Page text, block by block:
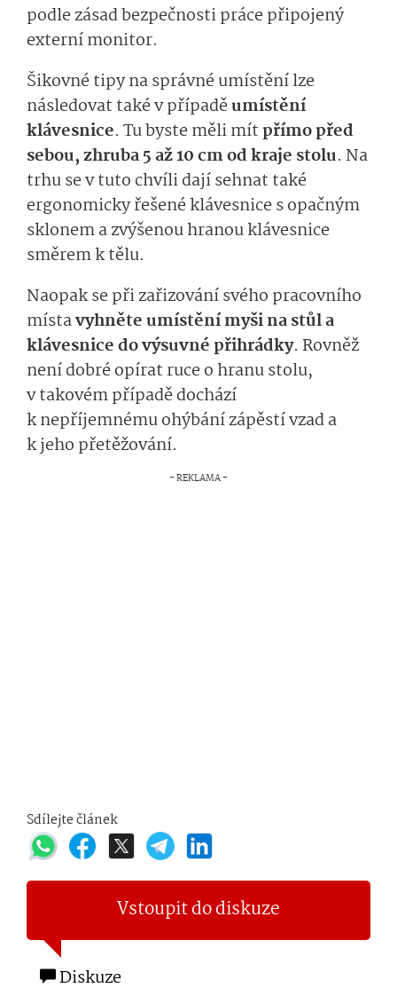
podle zásad bezpečnosti práce připojený
externí monitor.
Šikovné tipy na správné umístění lze
následovat také v případěumístění
klávesnice. Tu byste měli mít přímo před
sebou, zhruba 5 až 10 cm od kraje stolu. Na
trhu se v tuto chvíli dají sehnat také
ergonomicky řešené klávesnice s opačným
sklonem a zvýšenou hranou klávesnice
směrem k tělu.
Naopak se při zařizování svého pracovního
místavyhněte umístění myši na stůl a
klávesnice do výsuvné přihrádky. Rovněž
není dobré opírat ruce o hranu stolu,
v takovém případě dochází
k nepříjemnému ohýbání zápěstí vzad a
k jeho přetěžování.
Sdílejte článek
Vstoupit do diskuze
Diskuze